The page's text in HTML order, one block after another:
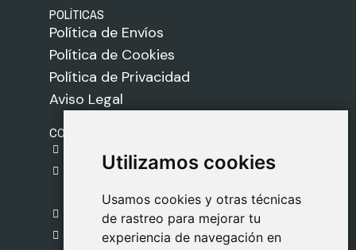
Utilizamos cookies
Usamos cookies y otras técnicas
de rastreo para mejorar tu
experiencia de navegación en
Utilizamos cookies
Usamos cookies y otras técnicas
de rastreo para mejorar tu
experiencia de navegación en
POLÍTICAS
Política de Envíos
Política de Cookies
Política de Privacidad
Aviso Legal
CONTACTO
C. del Pradillo, 6, 28770 Colmenar Viejo,
Madrid
918 459 877
Lunes a Viernes